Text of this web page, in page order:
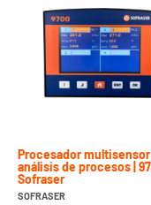
Procesador
análisis de procesos |
Sofraser
SOFRASER